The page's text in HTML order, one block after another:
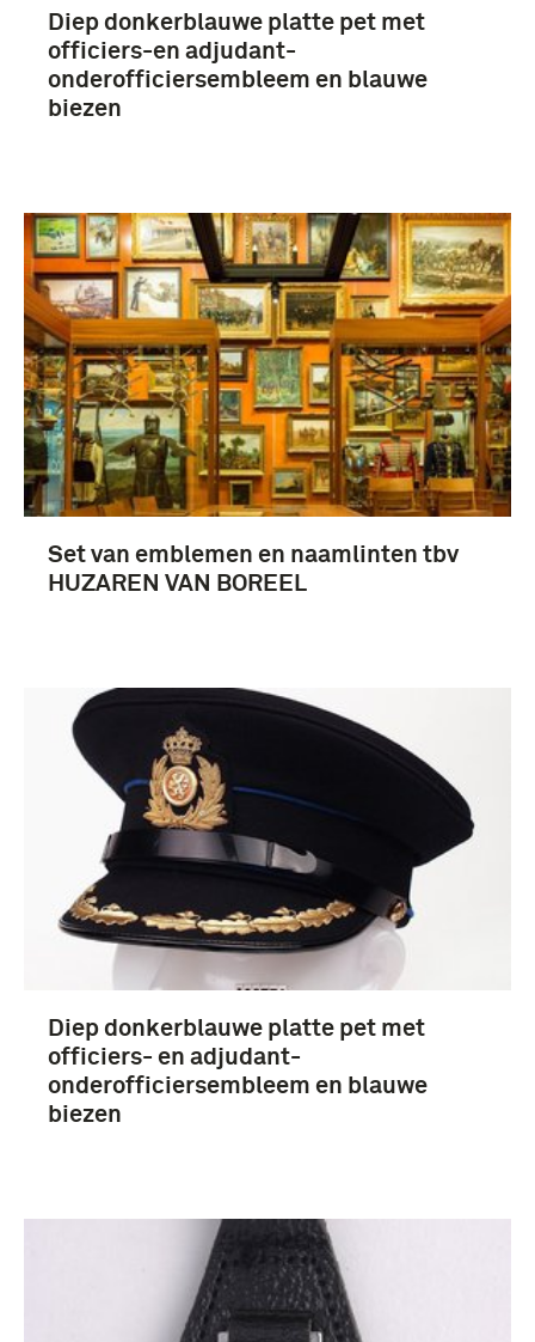
Diep donkerblauwe platte pet met
officiers-en adjudant-
onderofficiersembleem en blauwe
biezen
Set van emblemen en naamlinten tbv
HUZAREN VAN BOREEL
Diep donkerblauwe platte pet met
officiers- en adjudant-
onderofficiersembleem en blauwe
biezen